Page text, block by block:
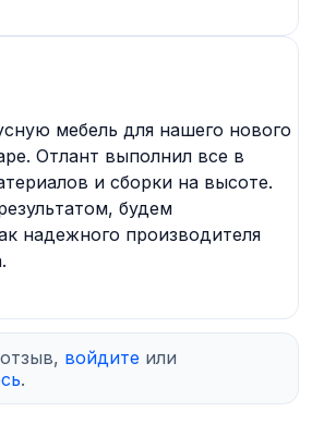
мебель для нашего нового
Отлант выполнил все в
и сборки на высоте.
будем
надежного производителя
войдите или
.